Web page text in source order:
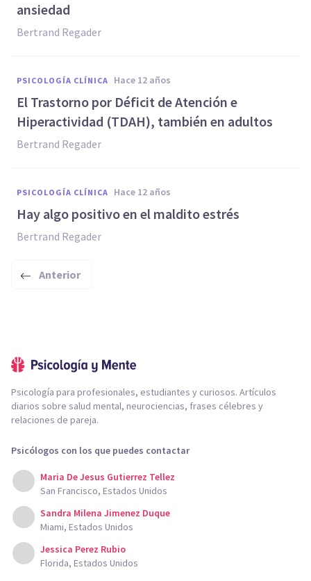
ansiedad
Bertrand Regader
PSICOLOGÍA CLÍNICA hace 12 años
El Trastorno por Déficit de Atención e
Hiperactividad (TDAH), también en adultos
Bertrand Regader
PSICOLOGÍA CLÍNICA hace 12 años
Hay algo positivo en el maldito estrés
Bertrand Regader
Anterior
Psicología para profesionales, estudiantes y curiosos. Artículos
diarios sobre salud mental, neurociencias, frases célebres y
relaciones de pareja.
Psicólogos con los que puedes contactar
Maria De Jesus Gutierrez Tellez
San Francisco, Estados Unidos
Sandra Milena Jimenez Duque
Miami, Estados Unidos
Jessica Perez Rubio
Florida, Estados Unidos